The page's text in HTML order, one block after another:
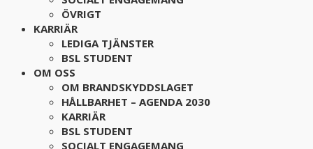
ÖVRIGT
KARRIÄR
LEDIGA TJÄNSTER
BSL STUDENT
OM OSS
OM BRANDSKYDDSLAGET
HÅLLBARHET – AGENDA 2030
KARRIÄR
BSL STUDENT
SOCIALT ENGAGEMANG